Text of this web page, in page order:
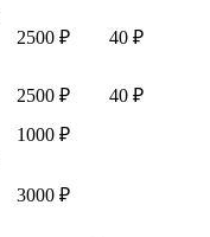
2500 ₽ 40 ₽
2500 ₽
40 ₽
1000 ₽
3000 ₽